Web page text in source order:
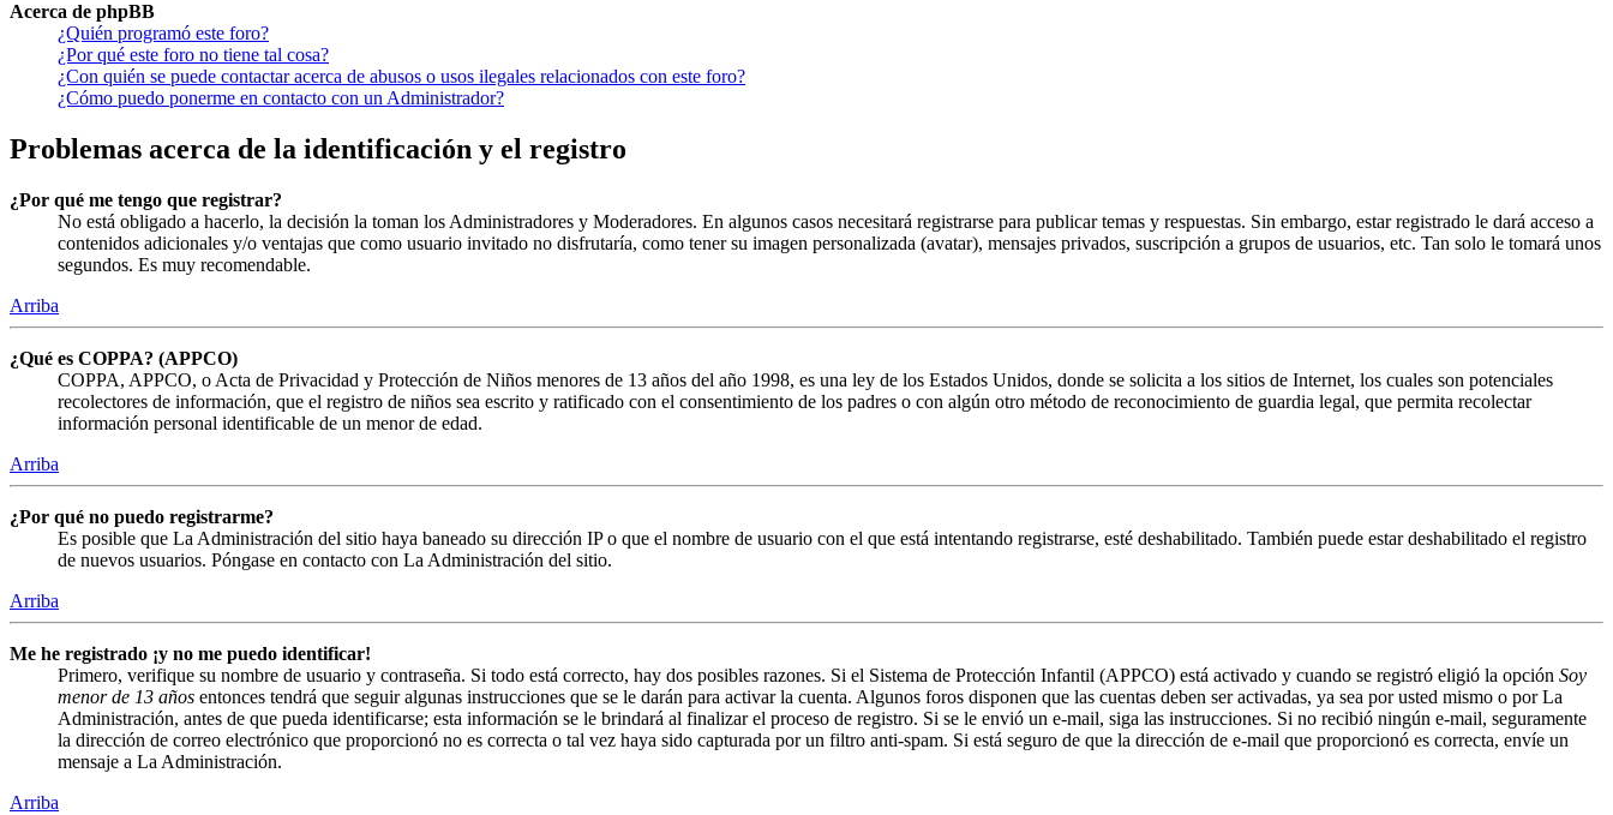
Acerca de phpBB
¿Quién programó este foro?
¿Por qué este foro no tiene tal cosa?
¿Con quién se puede contactar acerca de abusos o usos ilegales relacionados con este foro?
¿Cómo puedo ponerme en contacto con un Administrador?
Problemas acerca de la identificación y el registro
¿Por qué me tengo que registrar?
No está obligado a hacerlo, la decisión la toman los Administradores y Moderadores. En algunos casos necesitará registrarse para publicar temas y respuestas. Sin embargo, estar registrado le dará acceso a
contenidos adicionales y/o ventajas que como usuario invitado no disfrutaría, como tener su imagen personalizada (avatar), mensajes privados, suscripción a grupos de usuarios, etc. Tan solo le tomará unos
segundos. Es muy recomendable.
Arriba
¿Qué es COPPA? (APPCO)
COPPA, APPCO, o Acta de Privacidad y Protección de Niños menores de 13 años del año 1998, es una ley de los Estados Unidos, donde se solicita a los sitios de Internet, los cuales son potenciales
recolectores de información, que el registro de niños sea escrito y ratificado con el consentimiento de los padres o con algún otro método de reconocimiento de guardia legal, que permita recolectar
información personal identificable de un menor de edad.
Arriba
¿Por qué no puedo registrarme?
Es posible que La Administración del sitio haya baneado su dirección IP o que el nombre de usuario con el que está intentando registrarse, esté deshabilitado. También puede estar deshabilitado el registro
de nuevos usuarios. Póngase en contacto con La Administración del sitio.
Arriba
Me he registrado ¡y no me puedo identificar!
Primero, verifique su nombre de usuario y contraseña. Si todo está correcto, hay dos posibles razones. Si el Sistema de Protección Infantil (APPCO) está activado y cuando se registró eligió la opción Soy
menor de 13 años entonces tendrá que seguir algunas instrucciones que se le darán para activar la cuenta. Algunos foros disponen que las cuentas deben ser activadas, ya sea por usted mismo o por La
Administración, antes de que pueda identificarse; esta información se le brindará al finalizar el proceso de registro. Si se le envió un e-mail, siga las instrucciones. Si no recibió ningún e-mail, seguramente
la dirección de correo electrónico que proporcionó no es correcta o tal vez haya sido capturada por un filtro anti-spam. Si está seguro de que la dirección de e-mail que proporcionó es correcta, envíe un
mensaje a La Administración.
Arriba